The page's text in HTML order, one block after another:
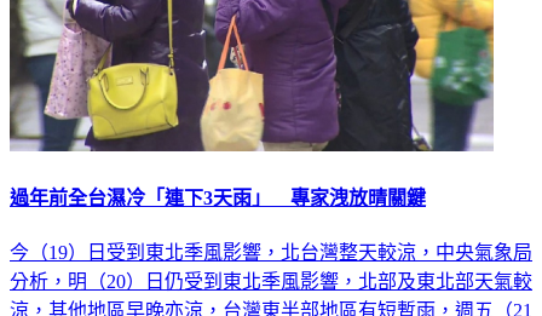
過年前全台濕冷「連下3天雨」 專家洩放晴關鍵
今（19）日受到東北季風影響，北台灣整天較涼，中央氣象局
分析，明（20）日仍受到東北季風影響，北部及東北部天氣較
涼，其他地區早晚亦涼，台灣東半部地區有短暫雨，週五（21